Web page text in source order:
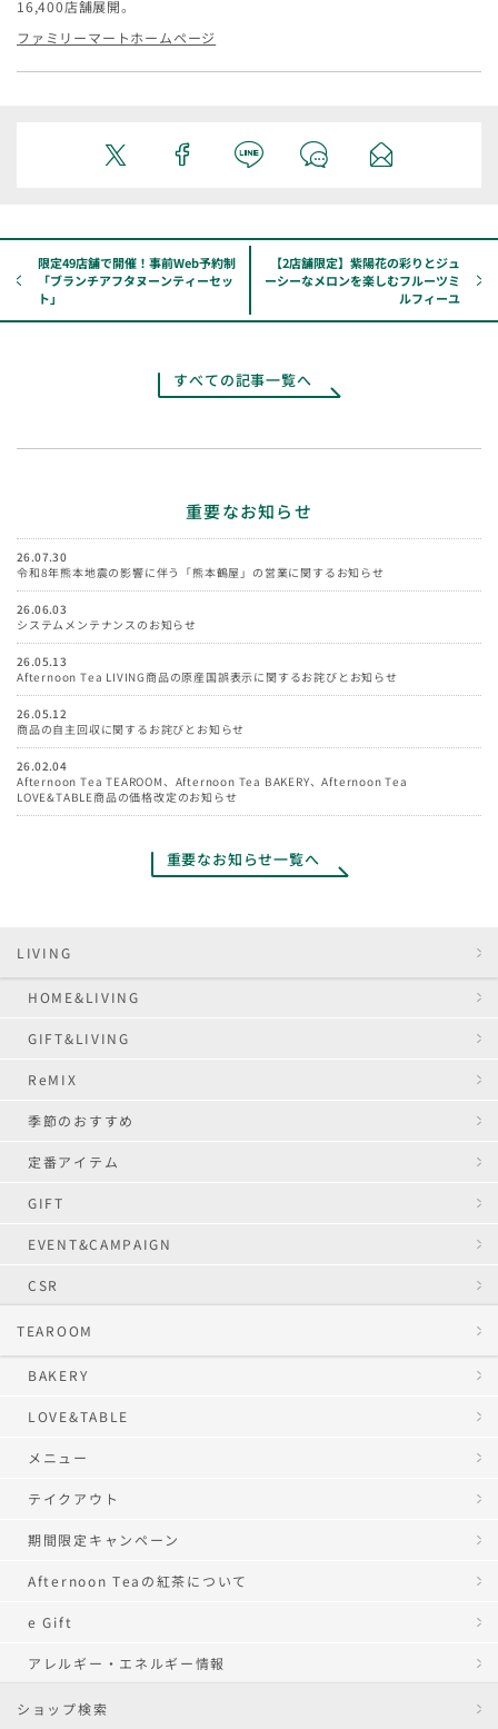
16,400​​​店舗展開。
ファミリーマートホームページ
限定49店舗で開催！事前Web予約制
「ブランチアフタヌーンティーセッ
ト」
【2店舗限定】紫陽花の彩りとジュ
ーシーなメロンを楽しむフルーツミ
ルフィーユ
すべての記事一覧へ
重要なお知らせ
26.07.30
令和8年熊本地震の影響に伴う「熊本鶴屋」の営業に関するお知らせ
26.06.03
システムメンテナンスのお知らせ
26.05.13
Afternoon Tea LIVING商品の原産国誤表示に関するお詫びとお知らせ
26.05.12
商品の自主回収に関するお詫びとお知らせ
26.02.04
Afternoon Tea TEAROOM、Afternoon Tea BAKERY、Afternoon Tea
LOVE&TABLE商品の価格改定のお知らせ
重要なお知らせ一覧へ
LIVING
HOME&LIVING
GIFT&LIVING
ReMIX
季節のおすすめ
定番アイテム
GIFT
EVENT&CAMPAIGN
CSR
TEAROOM
BAKERY
LOVE&TABLE
メニュー
テイクアウト
期間限定キャンペーン
Afternoon Teaの紅茶について
e Gift
アレルギー・エネルギー情報
ショップ検索